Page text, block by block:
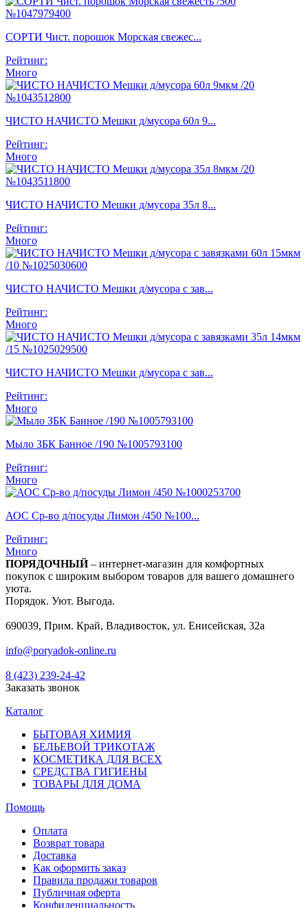
СОРТИ Чист. порошок Морская свежес...
Рейтинг:
Много
ЧИСТО НАЧИСТО Мешки д/мусора 60л 9...
Рейтинг:
Много
ЧИСТО НАЧИСТО Мешки д/мусора 35л 8...
Рейтинг:
Много
ЧИСТО НАЧИСТО Мешки д/мусора с зав...
Рейтинг:
Много
ЧИСТО НАЧИСТО Мешки д/мусора с зав...
Рейтинг:
Много
Мыло ЗБК Банное /190 №1005793100
Рейтинг:
Много
АОС Ср-во д/посуды Лимон /450 №100...
Рейтинг:
Много
ПОРЯДОЧНЫЙ– интернет-магазин для комфортных
покупок с широким выбором товаров для вашего домашнего
уюта.
Порядок. Уют. Выгода.
690039, Прим. Край, Владивосток, ул. Енисейская, 32а
info@poryadok-online.ru
8 (423) 239-24-42
Заказать звонок
Каталог
БЫТОВАЯ ХИМИЯ
БЕЛЬЕВОЙ ТРИКОТАЖ
КОСМЕТИКА ДЛЯ ВСЕХ
СРЕДСТВА ГИГИЕНЫ
ТОВАРЫ ДЛЯ ДОМА
Помощь
Оплата
Возврат товара
Доставка
Как оформить заказ
Правила продажи товаров
Публичная оферта
Конфиденциальность